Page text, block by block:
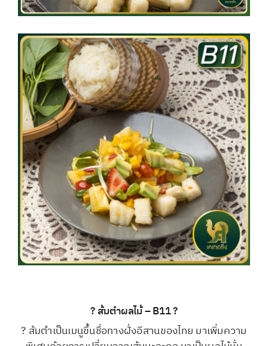
? ส้มตำผลไม้ – B11 ?
? ส้มตำเป็นเมนูขึ้นชื่อทางฝั่งอีสานของไทย มาเพิ่มความ